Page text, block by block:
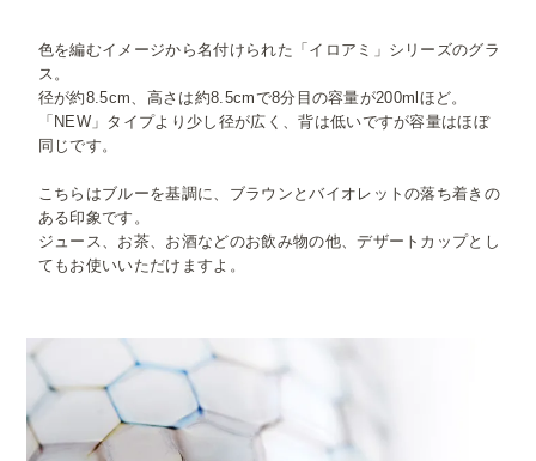
色を編むイメージから名付けられた「イロアミ」シリーズのグラ
ス。
径が約8.5cm、高さは約8.5cmで8分目の容量が200mlほど。
「NEW」タイプより少し径が広く、背は低いですが容量はほぼ
同じです。
こちらはブルーを基調に、ブラウンとバイオレットの落ち着きの
ある印象です。
ジュース、お茶、お酒などのお飲み物の他、デザートカップとし
てもお使いいただけますよ。